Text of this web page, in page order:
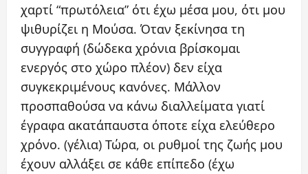
χαρτί “πρωτόλεια” ότι έχω μέσα μου, ότι μου
ψιθυρίζει η Μούσα. Όταν ξεκίνησα τη
συγγραφή (δώδεκα χρόνια βρίσκομαι
ενεργός στο χώρο πλέον) δεν είχα
συγκεκριμένους κανόνες. Μάλλον
προσπαθούσα να κάνω διαλλείματα γιατί
έγραφα ακατάπαυστα όποτε είχα ελεύθερο
χρόνο. (γέλια) Τώρα, οι ρυθμοί της ζωής μου
έχουν αλλάξει σε κάθε επίπεδο (έχω